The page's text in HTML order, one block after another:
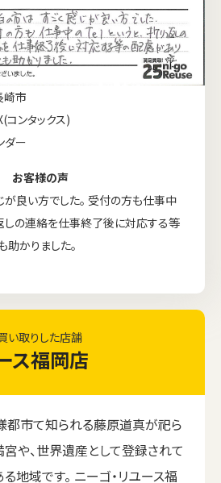
崎市
コンタックス)
ダー
お客様の声
が良い方でした。 受付の方も仕事中
しの連絡を仕事終了後に対応する等
助かりました。
い取りした店舗
ス福岡店
市て知られる藤原道真が祀ら
や、世界遺産として登録されて
地域です。 ニーゴ・リユース福